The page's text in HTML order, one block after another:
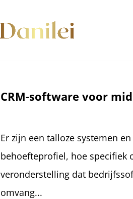
CRM-software voor
Er zijn een talloze systemen
behoefteprofiel, hoe specifiek
veronderstelling dat
omvang...